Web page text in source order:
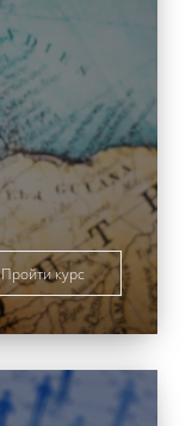
Пройти курс